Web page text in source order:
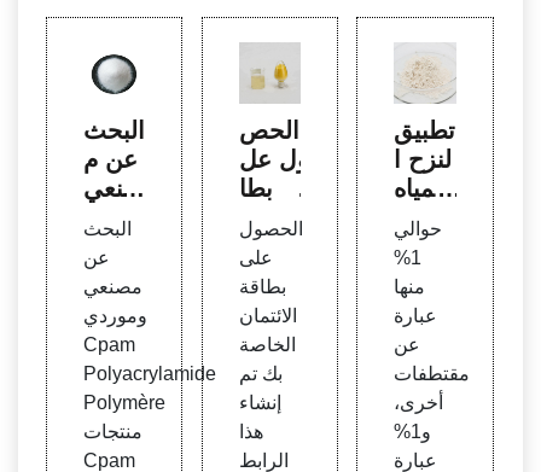
البحث
عن م
صنعي
Cpa
m Po
lyacr
ylam
ide P
olym
ère
البحث
عن
مصنعي
وموردي
Cpam
Polyacrylamide
Polymère
منتجات
Cpam
الحص
ول عل
ى بطا
قة الائ
تمان ا
لخاص
ة بك
من خ
لال ب
طاقة
الائتما
ن
الحصول
على
بطاقة
الائتمان
الخاصة
بك تم
إنشاء
هذا
الرابط
تطبيق
لنزح ا
لمياه
من م
سحو
ق الر
خام م
ن تاي
تشو
حوالي
1%
منها
عبارة
عن
مقتطفات
أخرى،
و1%
عبارة